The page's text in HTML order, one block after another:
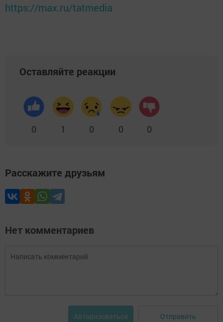
https://max.ru/tatmedia
Оставляйте реакции
0 1 0 0 0
Расскажите друзьям
Нет комментариев
Авторизоваться Отправить